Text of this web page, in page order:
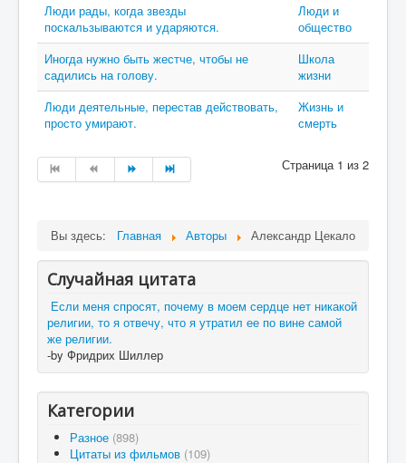
Люди рады, когда звезды
поскальзываются и ударяются.
Люди и
общество
Иногда нужно быть жестче, чтобы не
садились на голову.
Школа
жизни
Люди деятельные, перестав действовать,
просто умирают.
Жизнь и
смерть
Страница 1 из 2
Вы здесь: Главная Авторы Александр Цекало
Случайная цитата
Если меня спросят, почему в моем сердце нет никакой
религии, то я отвечу, что я утратил ее по вине самой
же религии.
-by Фридрих Шиллер
Категории
Разное (898)
Цитаты из фильмов (109)